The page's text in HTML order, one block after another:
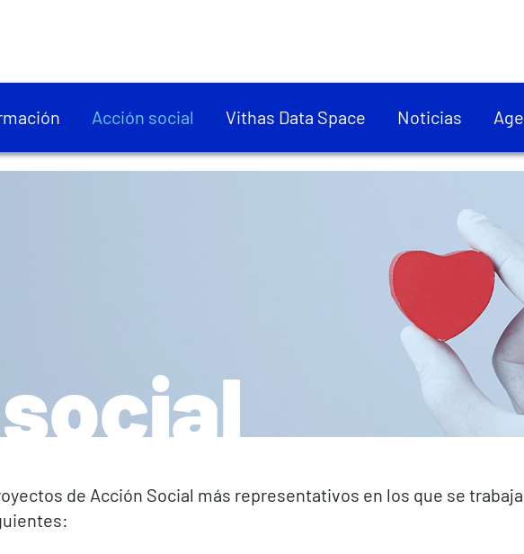
Acción social Vithas Data Space Noticias
de Acción Social más representativos en los que se